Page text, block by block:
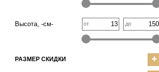
Высота, -см- от до
РАЗМЕР СКИДКИ